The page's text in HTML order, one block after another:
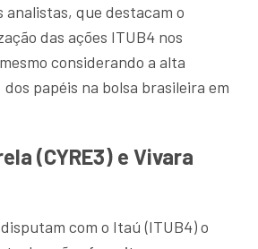
analistas, que destacam o
das ações ITUB4 nos
considerando a alta
papéis na bolsa brasileira em
(CYRE3) e Vivara
com o Itaú (ITUB4) o